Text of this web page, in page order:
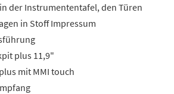
der Instrumententafel, den Türen
in Stoff Impressum
plus 11,9"
mit MMI touch